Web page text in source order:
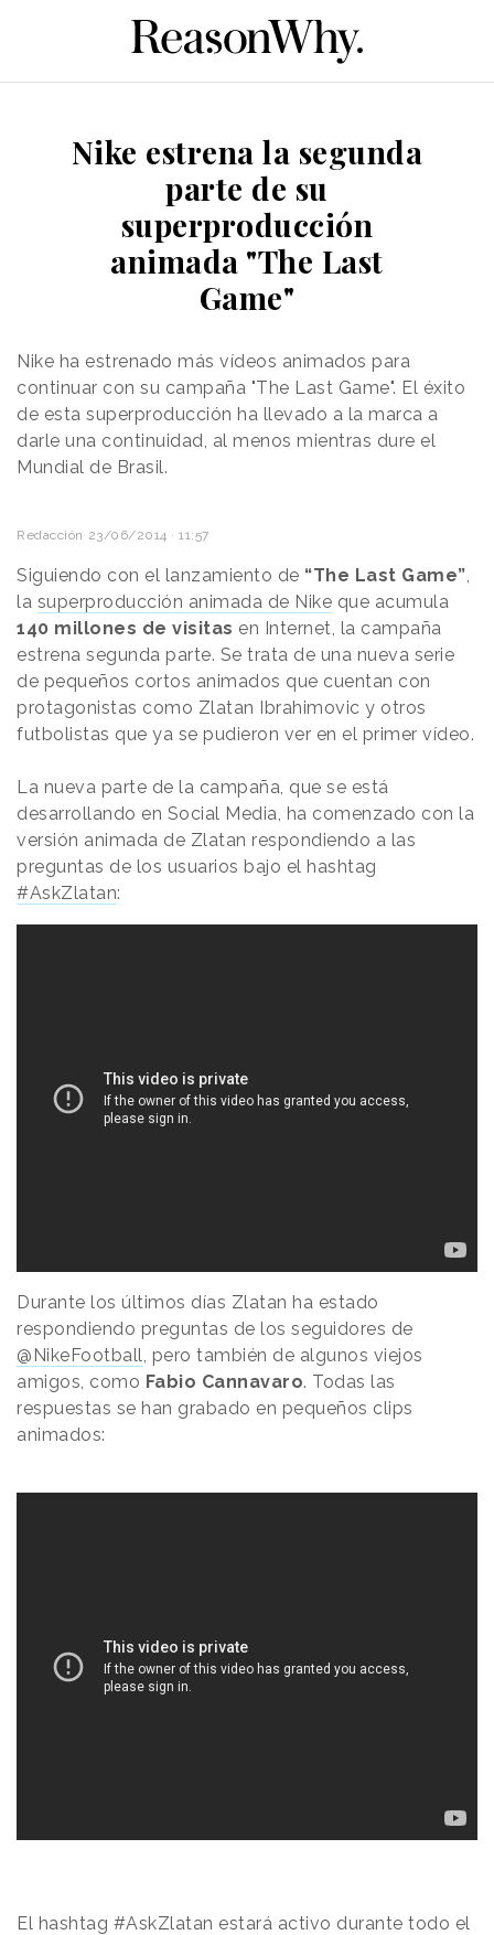
Nike estrena la segunda
parte de su
superproducción
animada "The Last
Game"
Nike ha estrenado más vídeos animados para
continuar con su campaña "The Last Game". El éxito
de esta superproducción ha llevado a la marca a
darle una continuidad, al menos mientras dure el
Mundial de Brasil.
Redacción 23/06/2014 · 11:57
Siguiendo con el lanzamiento de “The Last Game”
la superproducción animada de Nike que acumula
140 millones de visitas en Internet, la campaña
estrena segunda parte. Se trata de una nueva serie
de pequeños cortos animados que cuentan con
protagonistas como Zlatan Ibrahimovic y otros
futbolistas que ya se pudieron ver en el primer vídeo.
La nueva parte de la campaña, que se está
desarrollando en Social Media, ha comenzado con la
versión animada de Zlatan respondiendo a las
preguntas de los usuarios bajo el hashtag
#AskZlatan:
Durante los últimos días Zlatan ha estado
respondiendo preguntas de los seguidores de
@NikeFootball
, pero también de algunos viejos
amigos, como Fabio Cannavaro. Todas las
respuestas se han grabado en pequeños clips
animados:
El hashtag #AskZlatan estará activo durante todo el